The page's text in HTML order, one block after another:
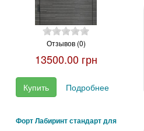
Отзывов (0)
13500.00 грн
Купить Подробнее
Форт Лабиринт стандарт для